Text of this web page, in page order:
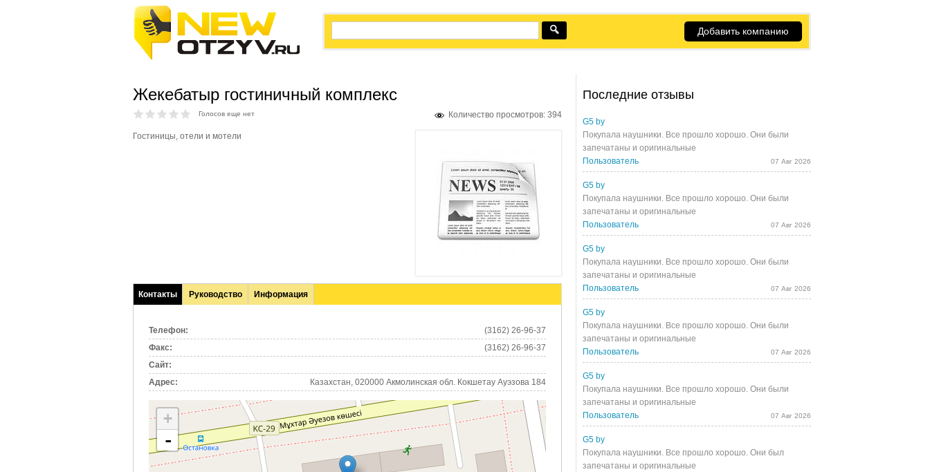
Добавить компанию
Жекебатыр гостиничный комплекс
Количество просмотров: 394
Голосов еще нет
Гостиницы, отели и мотели
Контакты
(активная
Руководство Информация
Телефон:
(3162) 26-96-37
Факс:
(3162) 26-96-37
Сайт:
Адрес:
Казахстан, 020000 Акмолинская обл. Кокшетау Ауэзова 184
+
-
Последние отзывы
G5 by
Покупала наушники. Все прошло хорошо. Они были
запечатаны и оригинальные
Пользователь
07 Авг 2026
G5 by
Покупала наушники. Все прошло хорошо. Они были
запечатаны и оригинальные
Пользователь
07 Авг 2026
G5 by
Покупала наушники. Все прошло хорошо. Они были
запечатаны и оригинальные
Пользователь
07 Авг 2026
G5 by
Покупала наушники. Все прошло хорошо. Они были
запечатаны и оригинальные
Пользователь
07 Авг 2026
G5 by
Покупала наушники. Все прошло хорошо. Они были
запечатаны и оригинальные
Пользователь
07 Авг 2026
G5 by
Покупала наушники. Все прошло хорошо. Они был
запечатаны и оригинальные